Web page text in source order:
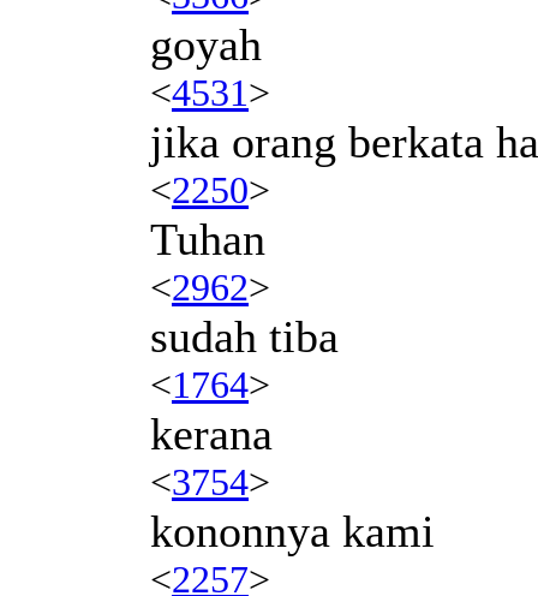
goyah
<4531>
jika orang berkata
<2250>
Tuhan
<2962>
sudah tiba
<1764>
kerana
<3754>
kononnya kami
<2257>